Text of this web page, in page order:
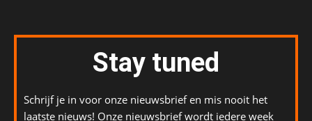
Stay tuned
Schrijf je in voor onze nieuwsbrief en mis nooit het
laatste nieuws! Onze nieuwsbrief wordt iedere week